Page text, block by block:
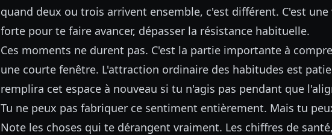
quand deux ou trois arrivent ensemble, c'est différent. C'est une
forte pour te faire avancer, dépasser la résistance habituelle.
Ces moments ne durent pas. C'est la partie importante à
une courte fenêtre. L'attraction ordinaire des habitudes est
remplira cet espace à nouveau si tu n'agis pas pendant que
Tu ne peux pas fabriquer ce sentiment entièrement. Mais tu
Note les choses qui te dérangent vraiment. Les chiffres de